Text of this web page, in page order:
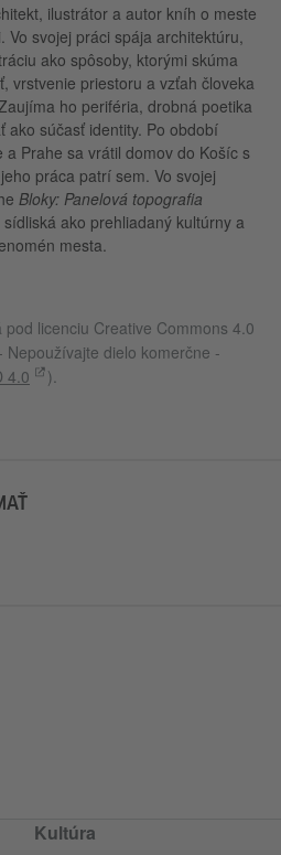
ilustrátor a autor kníh o meste
Vo svojej práci spája architektúru,
ako spôsoby, ktorými skúma
vrstvenie priestoru a vzťah človeka
ho periféria, drobná poetika
ako súčasť identity. Po období
a Prahe sa vrátil domov do Košíc s
práca patrí sem. Vo svojej
Bloky: Panelová topografia
sídliská ako prehliadaný kultúrny a
mesta.
licenciu Creative Commons 4.0
dielo komerčne -
4.0 ).
Kultúra